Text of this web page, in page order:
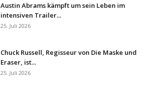
Austin Abrams kämpft um sein Leben im
intensiven Trailer...
25. Juli 2026
Chuck Russell, Regisseur von Die Maske und
Eraser, ist...
25. Juli 2026